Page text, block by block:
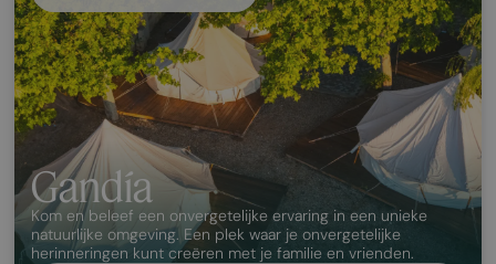
Gandía
Kom en beleef een onvergetelijke ervaring in een unieke
natuurlijke omgeving. Een plek waar je onvergetelijke
herinneringen kunt creëren met je familie en vrienden.